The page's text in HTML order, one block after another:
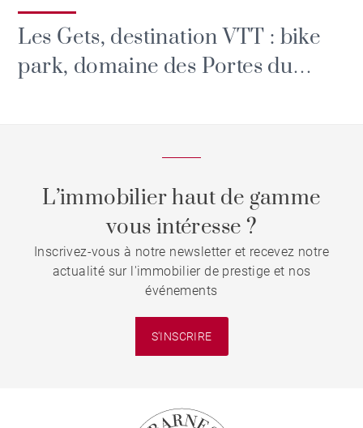
Les Gets, destination VTT : bike
park, domaine des Portes du
L’immobilier haut de gamme
vous intéresse ?
Inscrivez-vous à notre newsletter et recevez notre
actualité sur l'immobilier de prestige et nos
événements
S'INSCRIRE